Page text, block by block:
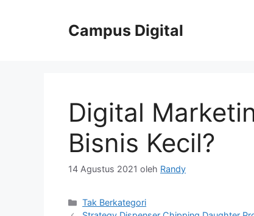
Campus Digital
Digital
Bisnis Kecil?
14 Agustus 2021 oleh Randy
Kategori
Tak Berkategori